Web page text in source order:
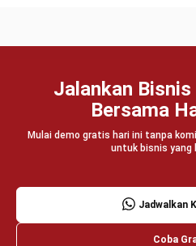
Jalankan
Bersama
Mulai demo gratis hari ini tanpa
untuk bisnis yang
Jadwalkan
Coba